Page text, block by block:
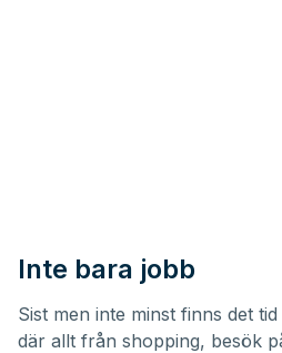
Inte bara jobb
Sist men inte minst finns det
där allt från shopping, besök